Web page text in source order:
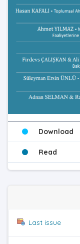
Download
Read
Last issue